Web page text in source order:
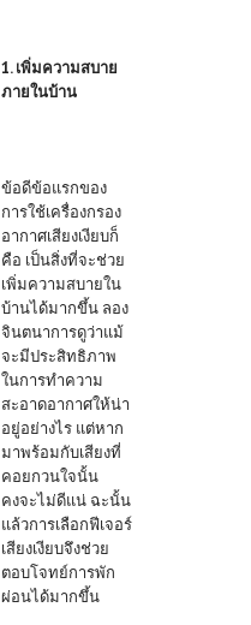
1. เพิ่มความสบาย
ภายในบ้าน
ข้อดีข้อแรกของ
การใช้เครื่องกรอง
อากาศเสียงเงียบก็
คือ เป็นสิ่งที่จะช่วย
เพิ่มความสบายใน
บ้านได้มากขึ้น ลอง
จินตนาการดูว่าแม้
จะมีประสิทธิภาพ
ในการทำความ
สะอาดอากาศให้น่า
อยู่อย่างไร แต่หาก
มาพร้อมกับเสียงที่
คอยกวนใจนั้น
คงจะไม่ดีแน่ ฉะนั้น
แล้วการเลือกฟีเจอร์
เสียงเงียบจึงช่วย
ตอบโจทย์การพัก
ผ่อนได้มากขึ้น